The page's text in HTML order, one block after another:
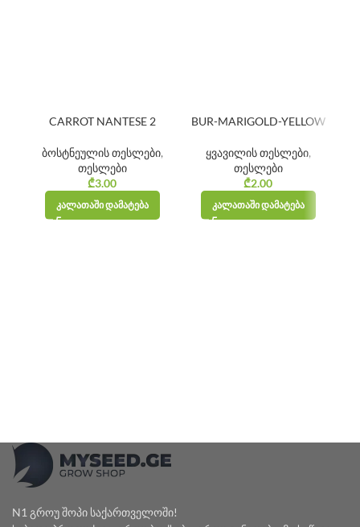
CARROT NANTESE 2
ბოსტნეულის თესლები,
თესლები
₾3.00
ᲙᲐᲚᲐᲗᲐᲨᲘ ᲓᲐᲛᲐᲢᲔᲑᲐ
BUR-MARIGOLD-YELLOW
ყვავილის თესლები,
თესლები
₾2.00
ᲙᲐᲚᲐᲗᲐᲨᲘ ᲓᲐᲛᲐᲢᲔᲑᲐ
N1 გროუ შოპი საქართველოში!